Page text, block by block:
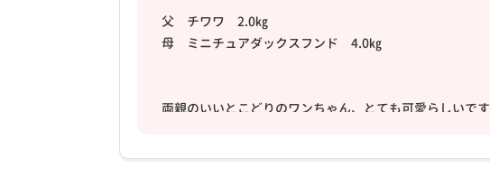
父 チワワ 2.0㎏
母 ミニチュアダックスフンド 4.0㎏
両親のいいとこどりのワンちゃん、とても可愛らしいです